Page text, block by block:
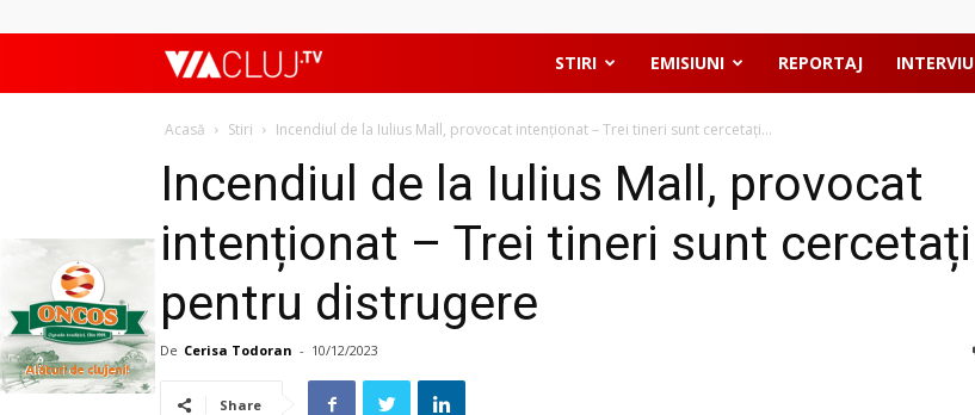
ViaClujTV STIRI EMISIUNI REPORTAJ INTERVIU
Acasă Stiri Incendiul de la Iulius Mall, provocat intenționat – Trei tineri sunt cercetați...
Incendiul de la Iulius Mall, provocat
intenționat – Trei tineri sunt cercetați
pentru distrugere
De Cerisa Todoran - 10/12/2023
Share